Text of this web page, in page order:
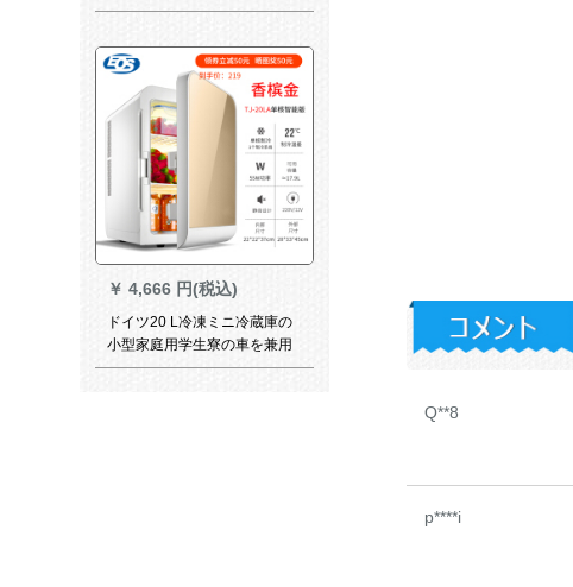
12 V 24 Vコープレス冷凍寮ミ
凍機
￥ 4,666 円(税込)
ドイツ20 L冷凍ミニ冷蔵庫の
小型家庭用学生寮の車を兼用
して部屋を借りることとを制
Q**8
p****i